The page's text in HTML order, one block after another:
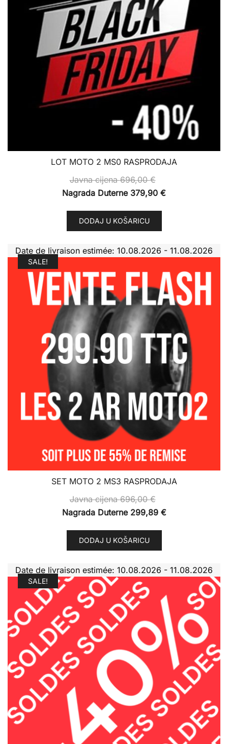
LOT MOTO 2 MS0 RASPRODAJA
Javna cijena696,00€
Nagrada Duterne 379,90 €
DODAJ U KOŠARICU
Date de livraison estimée: 10.08.2026 - 11.08.2026
SALE!
SET MOTO 2 MS3 RASPRODAJA
Javna cijena696,00€
Nagrada Duterne 299,89 €
DODAJ U KOŠARICU
Date de livraison estimée: 10.08.2026 - 11.08.2026
SALE!